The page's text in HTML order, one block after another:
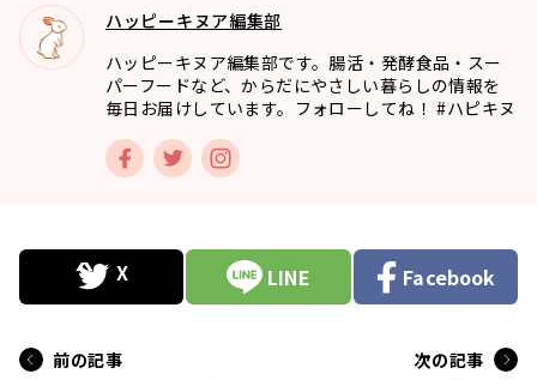
ハッピーキヌア編集部
ハッピーキヌア編集部です。腸活・発酵食品・スー
パーフードなど、からだにやさしい暮らしの情報を
毎日お届けしています。フォローしてね！ #ハピキヌ
LINE Facebook
前の記事
次の記事